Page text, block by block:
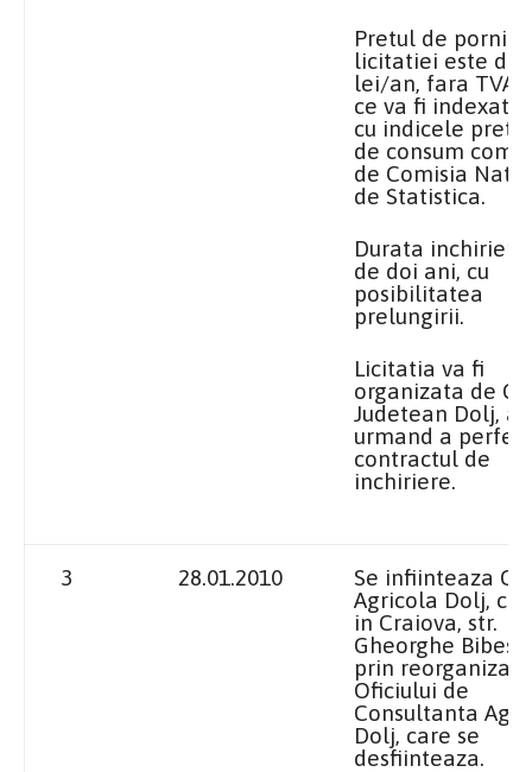
Pretul de
licitatiei este de
lei/an, fara TVA,
ce va fi indexata
cu indicele
de consum
de Comisia
de Statistica.
Durata inchirierii
de doi ani, cu
posibilitatea
prelungirii.
Licitatia va fi
organizata de
Judetean Dolj,
urmand a
contractul de
inchiriere.
3 28.01.2010
Se infiinteaza
Agricola Dolj, cu
in Craiova, str.
Gheorghe
prin
Oficiului de
Consultanta
Dolj, care se
desfiinteaza.